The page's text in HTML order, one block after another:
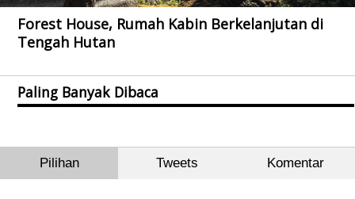
Forest House, Rumah Kabin Berkelanjutan di
Tengah Hutan
Paling Banyak Dibaca
Pilihan Tweets Komentar